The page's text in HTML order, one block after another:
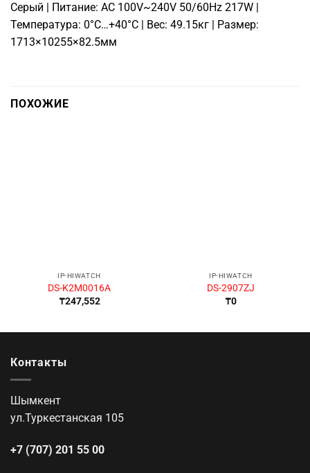
Серый | Питание: AC 100V~240V 50/60Hz 217W |
Температура: 0°C…+40°C | Вес: 49.15кг | Размер:
1713×10255×82.5мм
ПОХОЖИЕ
IP-HIWATCH
DS-K2M0016A
₸247,552
IP-HIWATCH
DS-2907ZJ
₸0
Контакты
Шымкент
ул.Туркестанская 105
+7 (707) 201 55 00